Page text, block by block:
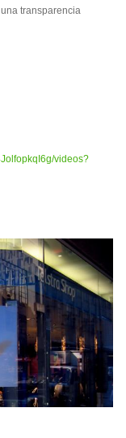
transparencia
videos?